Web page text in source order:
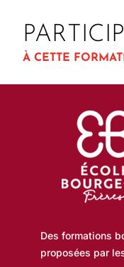
À CETTE
Des formations
proposées par